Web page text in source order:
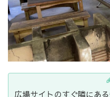
広場サイトのすぐ隣にあ